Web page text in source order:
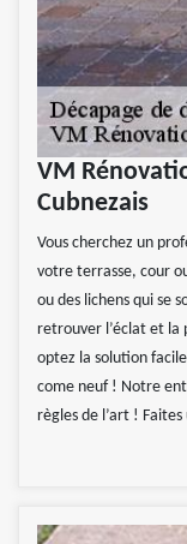
VM
Cubnezais
Vous cherchez un
votre terrasse, cour
ou des lichens qui se
retrouver l’éclat et la
optez la solution
come neuf ! Notre
règles de l’art !